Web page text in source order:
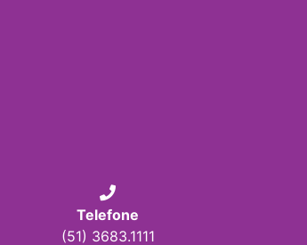
Telefone
(51) 3683.1111